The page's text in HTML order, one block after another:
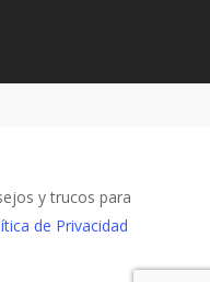
y trucos para
de Privacidad